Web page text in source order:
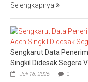
Selengkapnya
Sengkarut Data
Singkil Didesak Segera
Juli 16, 2026 0